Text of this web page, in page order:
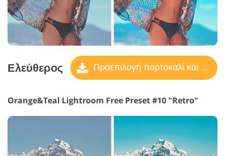
Ελεύθερος Προεπιλογή πορτοκαλί και γαλαζοπράσινο
Orange&Teal Lightroom Free Preset #10 "Retro"